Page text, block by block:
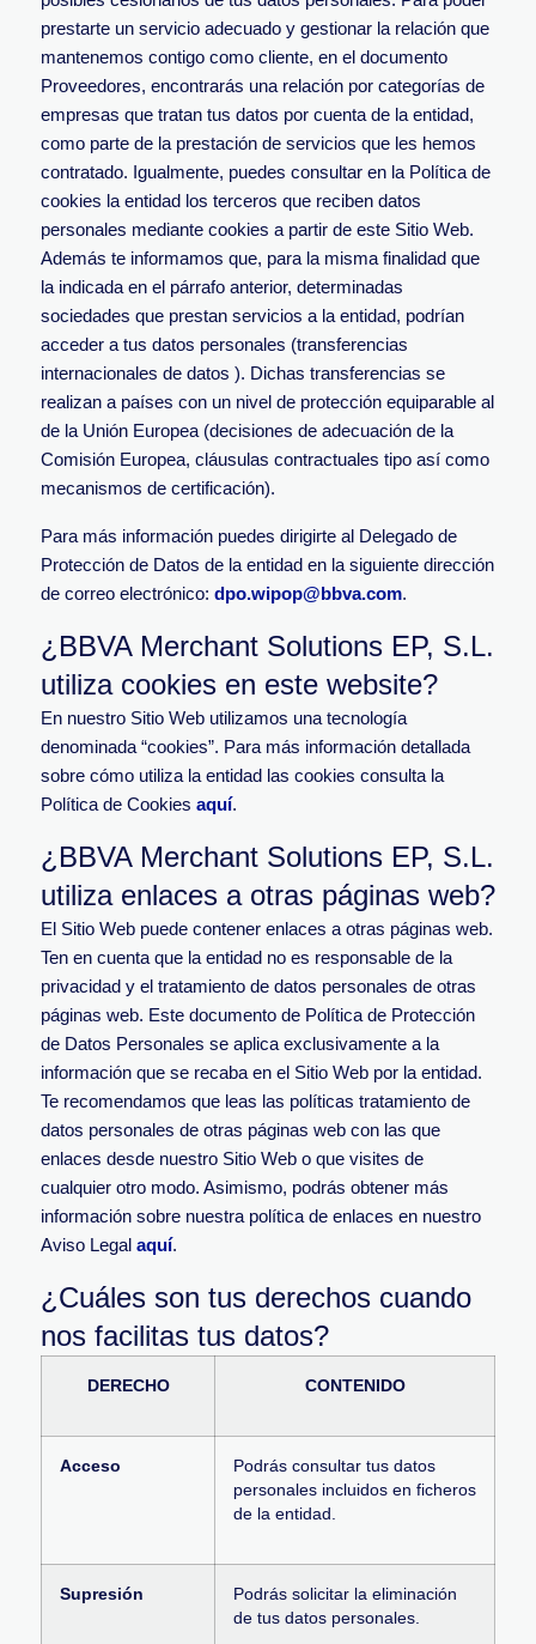
prestarte un servicio adecuado y gestionar la relación que
mantenemos contigo como cliente, en el documento
Proveedores, encontrarás una relación por categorías de
empresas que tratan tus datos por cuenta de la entidad,
como parte de la prestación de servicios que les hemos
contratado. Igualmente, puedes consultar en la Política de
cookies la entidad los terceros que reciben datos
personales mediante cookies a partir de este Sitio Web.
Además te informamos que, para la misma finalidad que
la indicada en el párrafo anterior, determinadas
sociedades que prestan servicios a la entidad, podrían
acceder a tus datos personales (transferencias
internacionales de datos ). Dichas transferencias se
realizan a países con un nivel de protección equiparable al
de la Unión Europea (decisiones de adecuación de la
Comisión Europea, cláusulas contractuales tipo así como
mecanismos de certificación).
Para más información puedes dirigirte al Delegado de
Protección de Datos de la entidad en la siguiente dirección
de correo electrónico: dpo.wipop@bbva.com.
¿BBVA Merchant Solutions EP, S.L.
utiliza cookies en este website?
En nuestro Sitio Web utilizamos una tecnología
denominada “cookies”. Para más información detallada
sobre cómo utiliza la entidad las cookies consulta la
Política de Cookies aquí.
¿BBVA Merchant Solutions EP, S.L.
utiliza enlaces a otras páginas web?
El Sitio Web puede contener enlaces a otras páginas web.
Ten en cuenta que la entidad no es responsable de la
privacidad y el tratamiento de datos personales de otras
páginas web. Este documento de Política de Protección
de Datos Personales se aplica exclusivamente a la
información que se recaba en el Sitio Web por la entidad.
Te recomendamos que leas las políticas tratamiento de
datos personales de otras páginas web con las que
enlaces desde nuestro Sitio Web o que visites de
cualquier otro modo. Asimismo, podrás obtener más
información sobre nuestra política de enlaces en nuestro
Aviso Legal aquí.
¿Cuáles son tus derechos cuando
nos facilitas tus datos?
DERECHO CONTENIDO
Acceso
Podrás consultar tus datos
personales incluidos en ficheros
de la entidad.
Supresión
Podrás solicitar la eliminación
de tus datos personales.